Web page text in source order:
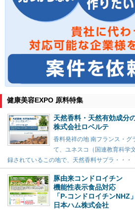
健康美容EXPO 原料特集
天然香料・天然有効成分
株式会社ロベルテ
香料発祥の地 南フランス・グ
て、ユネスコ（国連教育科学
録されているこの地で、天然香料サプラ・・・
豚由来コンドロイチン
機能性表示食品対応
「P-コンドロイチンNHZ」
日本ハム株式会社